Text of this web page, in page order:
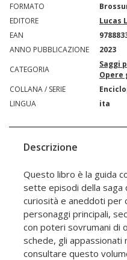
FORMATO
EDITORE
Lucas
EAN
ANNO PUBBLICAZIONE
2023
CATEGORIA
Saggi
Opere
COLLANA / SERIE
LINGUA
ita
Descrizione
Questo libro è la guida
sette episodi della saga
curiosità e aneddoti
personaggi principali,
con poteri sovrumani di
schede, gli appassionati
consultare questo